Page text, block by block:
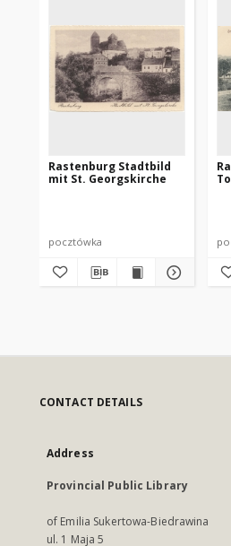
Rastenburg Stadtbild
mit St. Georgskirche
pocztówka
CONTACT DETAILS
Address
Provincial Public Library
of Emilia Sukertowa-Biedrawina
ul. 1 Maja 5